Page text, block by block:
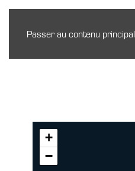
Passer au contenu principal
+
−